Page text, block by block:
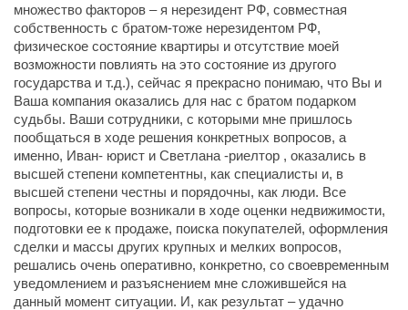
множество факторов – я нерезидент РФ, совместная
собственность с братом-тоже нерезидентом РФ,
физическое состояние квартиры и отсутствие моей
возможности повлиять на это состояние из другого
государства и т.д.), сейчас я прекрасно понимаю, что Вы и
Ваша компания оказались для нас с братом подарком
судьбы. Ваши сотрудники, с которыми мне пришлось
пообщаться в ходе решения конкретных вопросов, а
именно, Иван- юрист и Светлана -риелтор , оказались в
высшей степени компетентны, как специалисты и, в
высшей степени честны и порядочны, как люди. Все
вопросы, которые возникали в ходе оценки недвижимости,
подготовки ее к продаже, поиска покупателей, оформления
сделки и массы других крупных и мелких вопросов,
решались очень оперативно, конкретно, со своевременным
уведомлением и разъяснением мне сложившейся на
данный момент ситуации. И, как результат – удачно